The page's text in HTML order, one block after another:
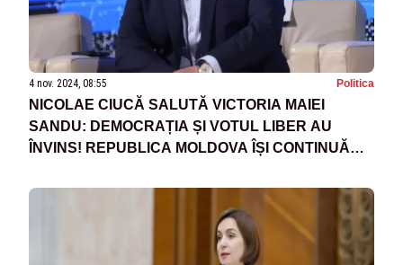
4 nov. 2024, 08:55 Politica
NICOLAE CIUCĂ SALUTĂ VICTORIA MAIEI
SANDU: DEMOCRAȚIA ȘI VOTUL LIBER AU
ÎNVINS! REPUBLICA MOLDOVA ÎȘI CONTINUĂ